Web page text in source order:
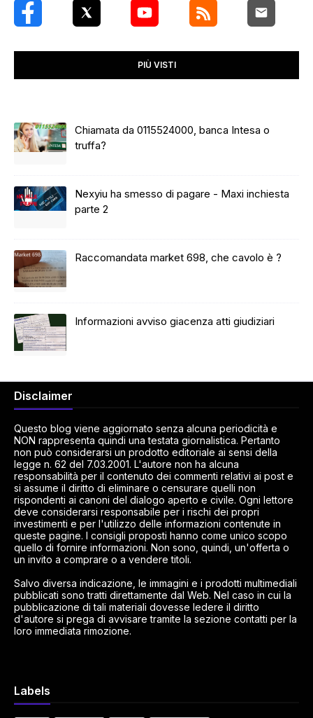
PIÙ VISTI
Chiamata da 0115524000, banca Intesa o
truffa?
Nexyiu ha smesso di pagare - Maxi inchiesta
parte 2
Raccomandata market 698, che cavolo è ?
Informazioni avviso giacenza atti giudiziari
Disclaimer
Questo blog viene aggiornato senza alcuna periodicità e
NON rappresenta quindi una testata giornalistica. Pertanto
non può considerarsi un prodotto editoriale ai sensi della
legge n. 62 del 7.03.2001. L'autore non ha alcuna
responsabilità per il contenuto dei commenti relativi ai post e
si assume il diritto di eliminare o censurare quelli non
rispondenti ai canoni del dialogo aperto e civile. Ogni lettore
deve considerarsi responsabile per i rischi dei propri
investimenti e per l'utilizzo delle informazioni contenute in
queste pagine. I consigli proposti hanno come unico scopo
quello di fornire informazioni. Non sono, quindi, un'offerta o
un invito a comprare o a vendere titoli.
Salvo diversa indicazione, le immagini e i prodotti multimediali
pubblicati sono tratti direttamente dal Web. Nel caso in cui la
pubblicazione di tali materiali dovesse ledere il diritto
d'autore si prega di avvisare tramite la sezione contatti per la
loro immediata rimozione.
Labels